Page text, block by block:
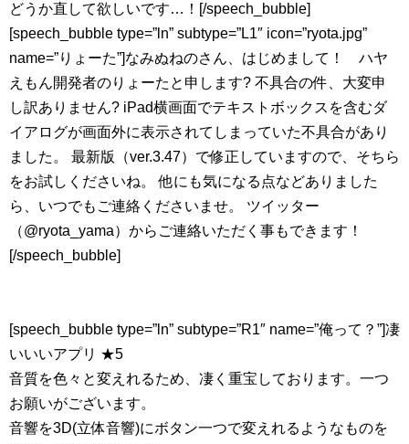
どうか直して欲しいです…！[/speech_bubble]
[speech_bubble type=”ln” subtype=”L1″ icon=”ryota.jpg”
name=”りょーた”]なみぬねのさん、はじめまして！ ハヤ
えもん開発者のりょーたと申します? 不具合の件、大変申
し訳ありません? iPad横画面でテキストボックスを含むダ
イアログが画面外に表示されてしまっていた不具合があり
ました。 最新版（ver.3.47）で修正していますので、そちら
をお試しくださいね。 他にも気になる点などありました
ら、いつでもご連絡くださいませ。 ツイッター
（@ryota_yama）からご連絡いただく事もできます！
[/speech_bubble]
[speech_bubble type=”ln” subtype=”R1″ name=”俺って？”]凄
いいいアプリ ★5
音質を色々と変えれるため、凄く重宝しております。一つ
お願いがございます。
音響を3D(立体音響)にボタン一つで変えれるようなものを